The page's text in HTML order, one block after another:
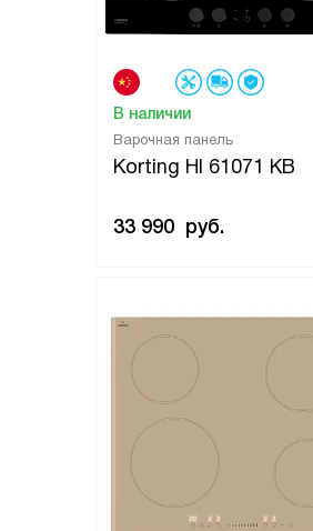
Варочная панель
Korting HI 61071 KB
В наличии
33 990 руб.